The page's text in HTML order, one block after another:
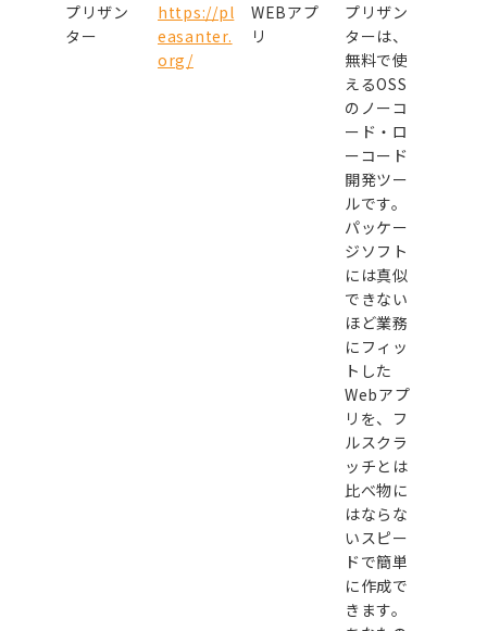
プリザン
ター
https://pl
easanter.
org/
WEBアプ
リ
プリザン
ターは、
無料で使
えるOSS
のノーコ
ード・ロ
ーコード
開発ツー
ルです。
パッケー
ジソフト
には真似
できない
ほど業務
にフィッ
トした
Webアプ
リを、フ
ルスクラ
ッチとは
比べ物に
はならな
いスピー
ドで簡単
に作成で
きます。